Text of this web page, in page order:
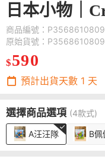
日本小物｜
商品編號：
原始貨號：
$590
預計出貨天數 1 天
選擇商品選項 (4款式)
A汪汪隊 B佩